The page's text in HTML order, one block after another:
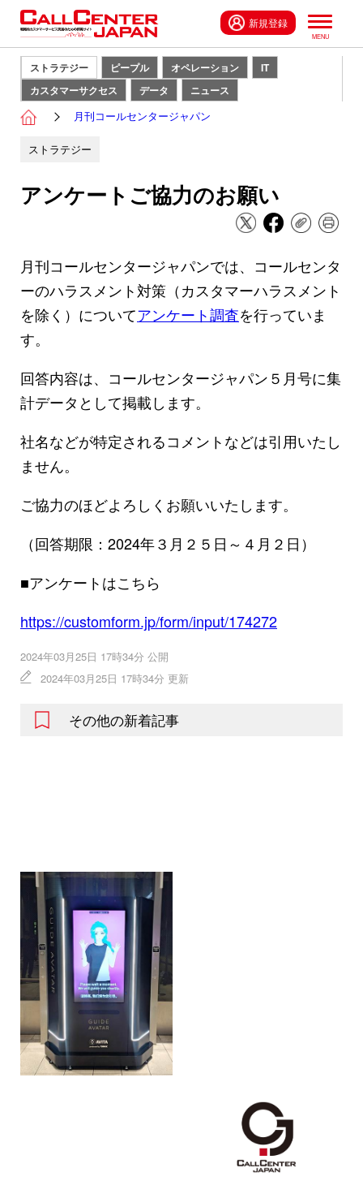
新規登録
ストラテジー ピープル オペレーション
IT
カスタマーサクセス
データ ニュース
月刊コールセンタージャパン
ストラテジー
アンケートご協力のお願い
月刊コールセンタージャパンでは、コールセンタ
ーのハラスメント対策（カスタマーハラスメント
を除く）についてアンケート調査を行っていま
す。
回答内容は、コールセンタージャパン５月号に集
計データとして掲載します。
社名などが特定されるコメントなどは引用いたし
ません。
ご協力のほどよろしくお願いいたします。
（回答期限：2024年３月２５日～４月２日）
■アンケートはこちら
https://customform.jp/form/input/174272
2024年03月25日 17時34分 公開
2024年03月25日 17時34分 更新
その他の新着記事